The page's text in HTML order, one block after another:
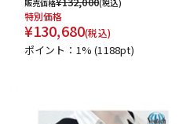
販売価格
(税込)
特別価格
¥130,680(税込)
ポイント：1%(1188pt)